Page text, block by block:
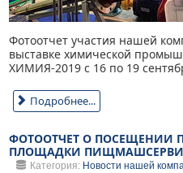
Фотоотчет участия нашей
выставке химической
ХИМИЯ-2019 с 16 по 19
Подробнее...
ФОТООТЧЕТ О ПОСЕЩЕНИИ
ПЛОЩАДКИ
Категория: Новости нашей